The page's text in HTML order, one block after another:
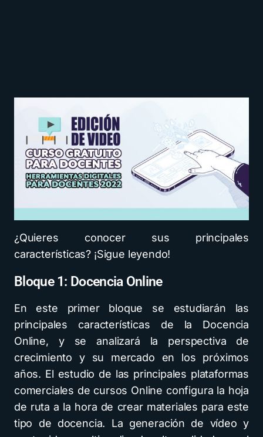
¿Quieres conocer sus principales
características? ¡Sigue leyendo!
Bloque 1: Docencia Online
En este primer bloque se estudiarán las
principales características de la Docencia
Online, y se analizará la perspectiva de
crecimiento y su mercado en los próximos
años. El estudio de las principales plataformas
comerciales de cursos Online configura la hoja
de ruta a la hora de crear materiales para este
tipo de docencia. La generación de vídeo y